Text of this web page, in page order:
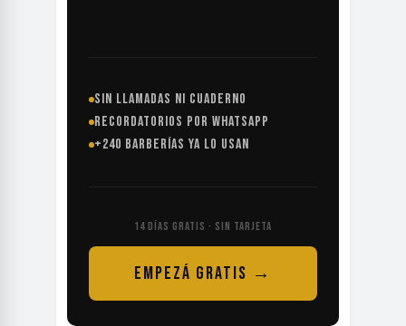
SIN LLAMADAS NI CUADERNO
RECORDATORIOS POR WHATSAPP
+240 BARBERÍAS YA LO USAN
14 DÍAS GRATIS · SIN TARJETA
EMPEZÁ GRATIS →